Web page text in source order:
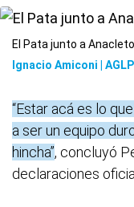
El Pata junto a
Ignacio Amiconi | AGLP
“Estar acá es lo
a ser un equipo
hincha”, concluyó
declaraciones